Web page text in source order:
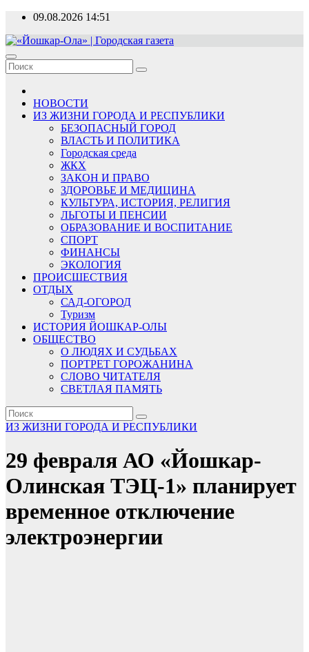
Перейти
содержимому
09.08.2026 14:51
«Йошкар-Ола» | Городская газета
Новости, события, люди
НОВОСТИ
ИЗ ЖИЗНИ ГОРОДА И РЕСПУБЛИКИ
БЕЗОПАСНЫЙ ГОРОД
ВЛАСТЬ И ПОЛИТИКА
Городская среда
ЖКХ
ЗАКОН И ПРАВО
ЗДОРОВЬЕ И МЕДИЦИНА
КУЛЬТУРА, ИСТОРИЯ, РЕЛИГИЯ
ЛЬГОТЫ И ПЕНСИИ
ОБРАЗОВАНИЕ И ВОСПИТАНИЕ
СПОРТ
ФИНАНСЫ
ЭКОЛОГИЯ
ПРОИСШЕСТВИЯ
ОТДЫХ
САД-ОГОРОД
Туризм
ИСТОРИЯ ЙОШКАР-ОЛЫ
ОБЩЕСТВО
О ЛЮДЯХ И СУДЬБАХ
ПОРТРЕТ ГОРОЖАНИНА
СЛОВО ЧИТАТЕЛЯ
СВЕТЛАЯ ПАМЯТЬ
ИЗ ЖИЗНИ ГОРОДА И РЕСПУБЛИКИ
29 февраля АО «Йошкар-
Олинская ТЭЦ-1» планирует
временное отключение
электроэнергии